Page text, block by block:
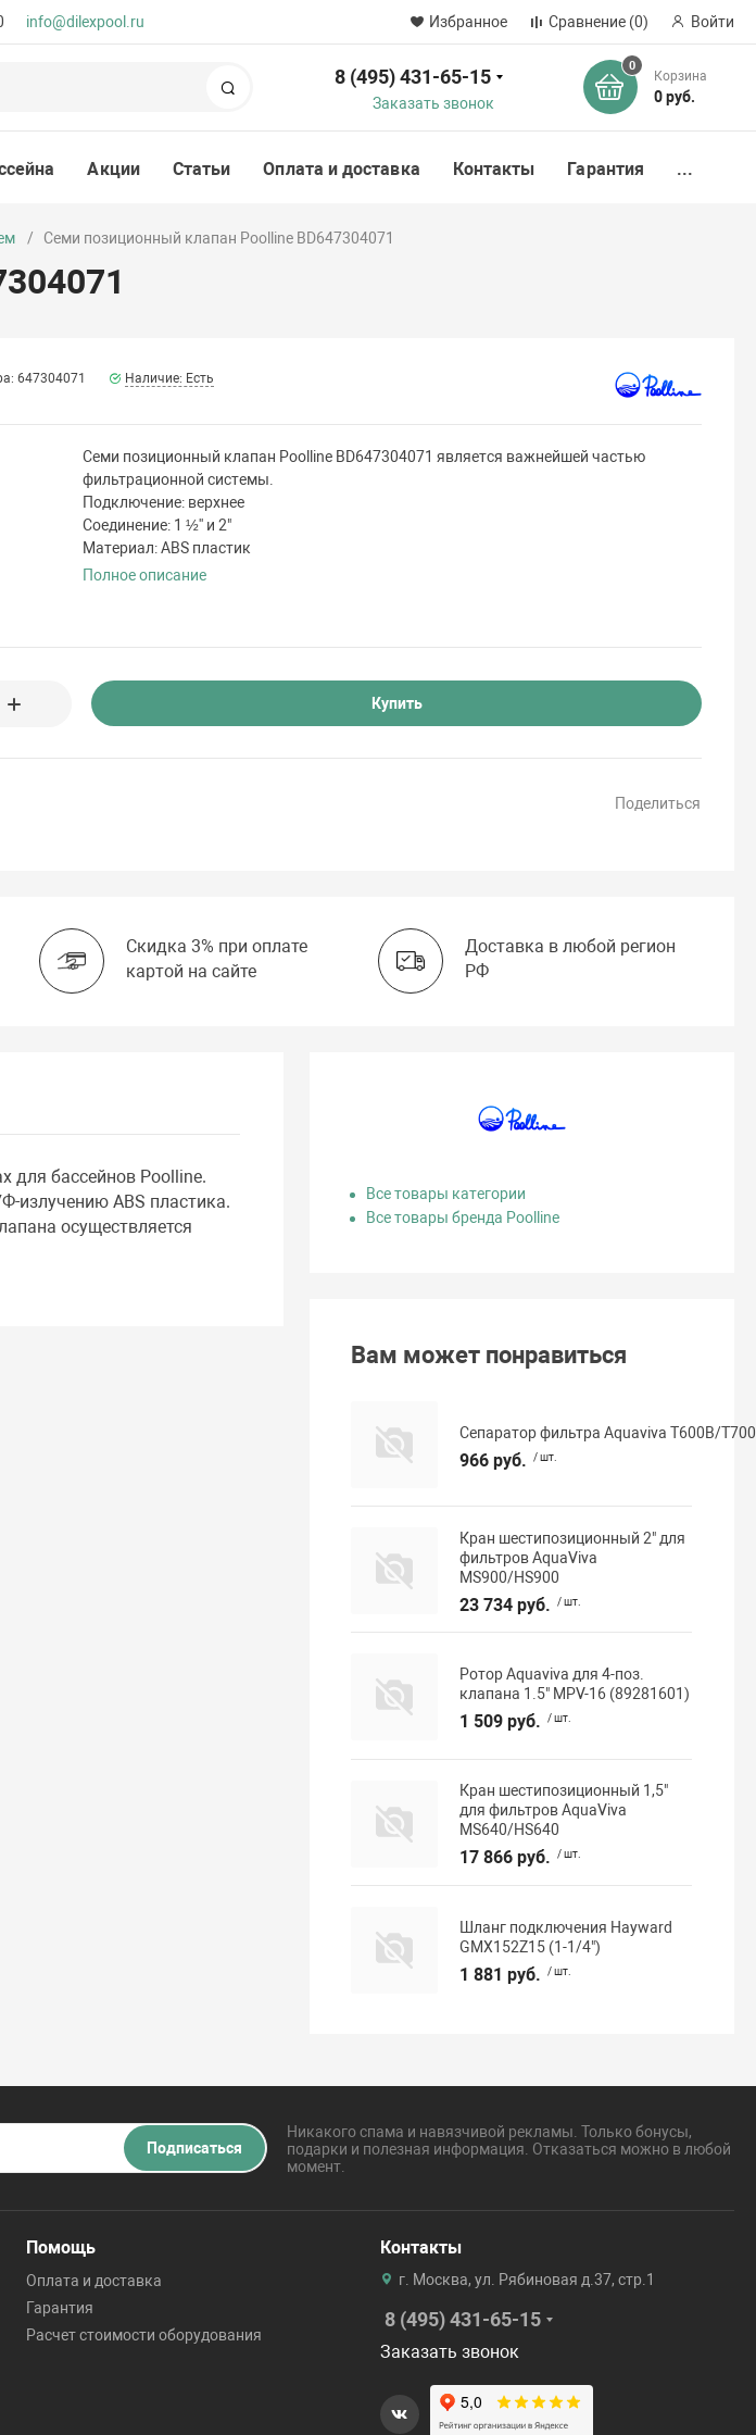
info@dilexpool.ru Избранное Сравнение (0) Войти
8 (495) 431-65-15
Заказать звонок
0
Корзина
0 руб.
Акции Статьи Оплата и доставка Контакты Гарантия ...
Семи позиционный клапан Poolline BD647304071
647304071 Наличие: Есть
Семи позиционный клапан Poolline BD647304071 является важнейшей частью
фильтрационной системы.
Подключение: верхнее
Соединение: 1 ½'' и 2"
Материал: ABS пластик
Полное описание
Купить
Поделиться
Скидка 3% при оплате
картой на сайте
Доставка в любой регион
РФ
для бассейнов Poolline.
излучению ABS пластика.
осуществляется
Все товары категории
Все товары бренда Poolline
Вам может понравиться
Сепаратор фильтра Aquaviva T600B/
966 руб. / шт.
Кран шестипозиционный 2" для
фильтров AquaViva
MS900/HS900
23 734 руб. / шт.
Ротор Aquaviva для 4-поз.
клапана 1.5" MPV-16 (89281601)
1 509 руб. / шт.
Кран шестипозиционный 1,5"
для фильтров AquaViva
MS640/HS640
17 866 руб. / шт.
Шланг подключения Hayward
GMX152Z15 (1-1/4")
1 881 руб. / шт.
Подписаться
Никакого спама и навязчивой рекламы. Только бонусы,
подарки и полезная информация. Отказаться можно в любой
момент.
Помощь
Оплата и доставка
Гарантия
Расчет стоимости оборудования
Контакты
г. Москва, ул. Рябиновая д.37, стр.1
8 (495) 431-65-15
Заказать звонок